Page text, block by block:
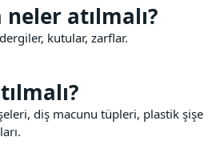
atılmalı?
kutular, zarflar.
diş macunu tüpleri, plastik